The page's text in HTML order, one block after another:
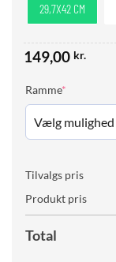
29,7X42 CM
149,00 kr.
Ramme*
Tilvalgs pris
Produkt pris
Total